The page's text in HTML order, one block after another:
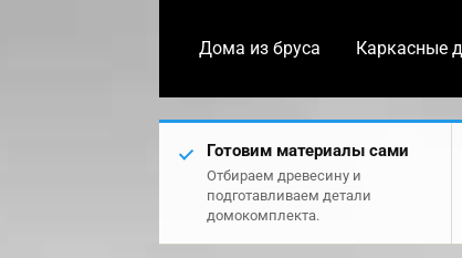
Дома из бруса Каркасные
Готовим материалы сами
Отбираем древесину и
подготавливаем детали
домокомплекта.